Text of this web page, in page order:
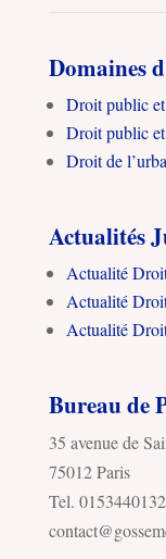
Domaines
Droit public
Droit public
Droit de
Actualités
Actualité
Actualité
Actualité
Bureau de
35 avenue de
75012 Paris
Tel. 0153440132